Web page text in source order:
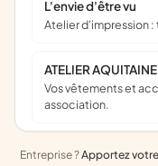
L'envie d'être vu
Atelier d'impression
ATELIER
Vos vêtements et accessoires brodés à l’image de votre
association.
Entreprise ?Apportez